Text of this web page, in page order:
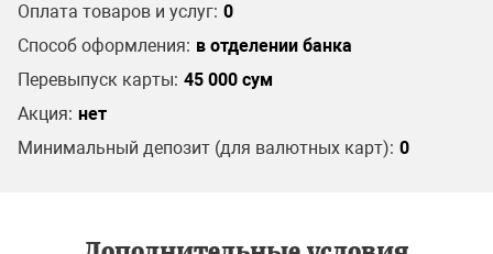
Оплата товаров и услуг: 0
Способ оформления: в отделении банка
Перевыпуск карты: 45 000 сум
Акция: нет
Минимальный депозит (для валютных карт): 0